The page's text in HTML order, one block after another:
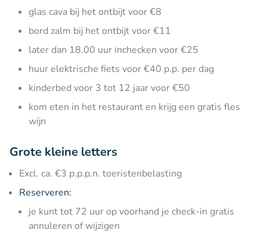
glas cava bij het ontbijt voor €8
bord zalm bij het ontbijt voor €11
later dan 18.00 uur inchecken voor €25
huur elektrische fiets voor €40 p.p. per dag
kinderbed voor 3 tot 12 jaar voor €50
kom eten in het restaurant en krijg een gratis fles
wijn
Grote kleine letters
Excl. ca. €3 p.p.p.n. toeristenbelasting
Reserveren:
je kunt tot 72 uur op voorhand je check-in gratis
annuleren of wijzigen